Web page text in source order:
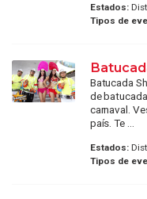
Estados:
Tipos de
Batucada
de
carnaval.
país. Te ...
Estados:
Tipos de